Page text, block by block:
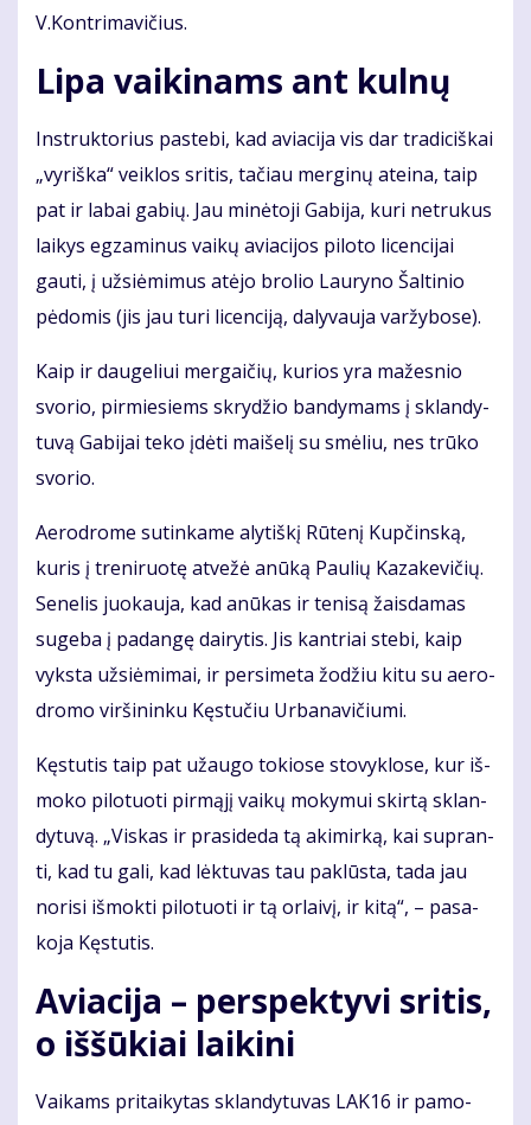
V.Kon­tri­ma­vi­čius.
Lipa vaikinams ant kulnų
Instruktorius pa­ste­bi, kad avia­ci­ja vis dar tra­di­ciš­kai
„vy­riš­ka“ veik­los sri­tis, ta­čiau mer­gi­nų at­ei­na, taip
pat ir la­bai ga­bių. Jau mi­nė­to­ji Ga­bi­ja, ku­ri ne­tru­kus
lai­kys eg­za­mi­nus vai­kų avia­ci­jos pi­lo­to li­cen­ci­jai
gau­ti, į už­si­ė­mi­mus at­ėjo bro­lio Lau­ry­no Šal­ti­nio
pė­do­mis (jis jau tu­ri li­cen­ci­ją, da­ly­vau­ja var­žy­bo­se).
Kaip ir dau­ge­liui mer­gai­čių, ku­rios yra ma­žes­nio
svo­rio, pir­mie­siems skry­džio ban­dy­mams į sklan­dy­
tu­vą Ga­bi­jai te­ko įdė­ti mai­še­lį su smė­liu, nes trū­ko
svo­rio.
Ae­ro­dro­me su­tin­ka­me aly­tiš­kį Rū­te­nį Kup­čins­ką,
ku­ris į tre­ni­ruo­tę at­ve­žė anū­ką Pau­lių Ka­za­ke­vi­čių.
Se­ne­lis juo­kau­ja, kad anū­kas ir te­ni­są žais­da­mas
su­ge­ba į pa­dan­gę dai­ry­tis. Jis kan­triai ste­bi, kaip
vyks­ta už­si­ė­mi­mai, ir per­si­me­ta žo­džiu ki­tu su ae­ro­
dro­mo vir­ši­nin­ku Kęs­tu­čiu Ur­ba­na­vi­čiu­mi.
Kęs­tu­tis taip pat už­au­go to­kio­se sto­vyk­lo­se, kur iš­
mo­ko pi­lo­tuo­ti pir­mą­jį vai­kų mo­ky­mui skir­tą sklan­
dy­tu­vą. „Vis­kas ir pra­si­de­da tą aki­mir­ką, kai su­pran­
ti, kad tu ga­li, kad lėk­tu­vas tau pa­klūs­ta, ta­da jau
no­ri­si iš­mok­ti pi­lo­tuo­ti ir tą or­lai­vį, ir ki­tą“, – pa­sa­
ko­ja Kęs­tu­tis.
Aviacija – perspektyvi sritis,
o iššūkiai laikini
Vai­kams pri­tai­ky­tas sklan­dy­tu­vas LAK16 ir pa­mo­